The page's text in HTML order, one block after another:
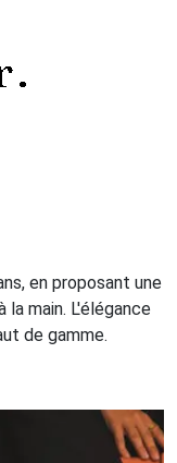
en proposant une
main. L'élégance
de gamme.